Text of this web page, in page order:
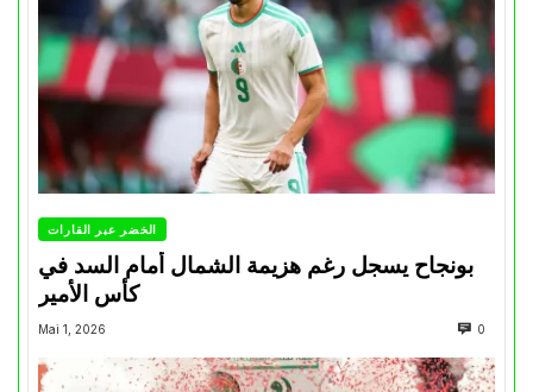
الخضر عبر القارات
بونجاح يسجل رغم هزيمة الشمال أمام السد في
كأس الأمير
Mai 1, 2026 0